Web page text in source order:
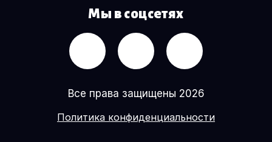
Мы в соцсетях
Все права защищены 2026
Политика конфиденциальности